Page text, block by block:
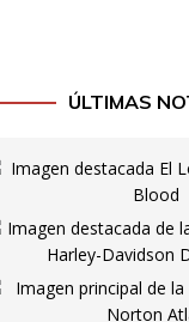
ÚLTIMAS